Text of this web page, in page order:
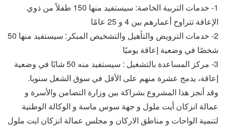
1- خدمات التربية الخاصة: سيستفيد منها 150 طفلاً من ذوي
الإعاقة تتراوح أعمارهم بين 4 و 25 عامًا
2- خدمات الترويض والتأهيل والتشخيص المبكر: سيستفيد منها 50
شخصًا في وضعية إعاقة يوميًا
3- مركز المساعدة بالتشغيل : سيستفيد منه 50 شابًا في وضعية
إعاقة، يدمج عشرة منهم على الأقل في سوق الشغل سنويا.
وقد أنجز هذا المشروع بشراكة بين وزارة التضامن والأسرة و
عمالة انزكان أيت ملول و جهة سوس ماسة و الوكالة الوطنية
لتنمية الواحات و مناطق الاركان و مجلس عمالة انزكان ايت ملول